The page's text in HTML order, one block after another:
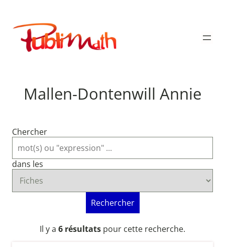
contenu
Publimath
Mallen-Dontenwill Annie
Chercher
dans les
Rechercher
Il y a 6 résultats pour cette recherche.